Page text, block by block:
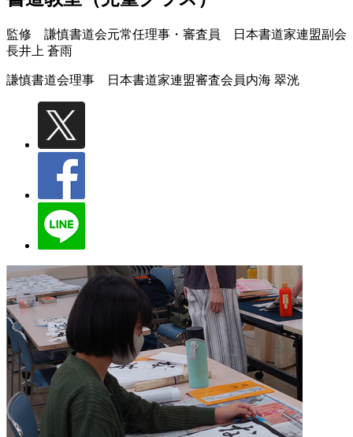
監修 謙慎書道会元常任理事・審査員 日本書道家連盟副会
長井上 蒼雨
謙慎書道会理事 日本書道家連盟審査会員内海 翠洸